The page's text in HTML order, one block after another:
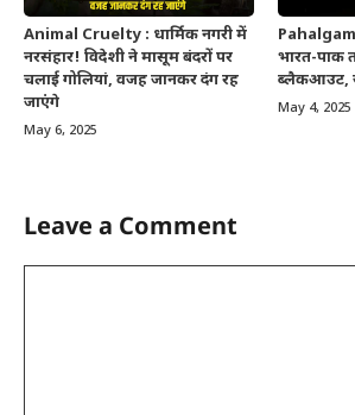
Animal Cruelty : धार्मिक नगरी में
नरसंहार! विदेशी ने मासूम बंदरों पर
चलाई गोलियां, वजह जानकर दंग रह
जाएंगे
May 6, 2025
भारत-पाक
ब्लैकआउट,
May 4, 2025
Leave a Comment